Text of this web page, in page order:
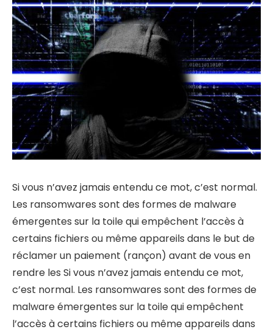
Si vous n’avez jamais entendu ce mot, c’est normal.
Les ransomwares sont des formes de malware
émergentes sur la toile qui empêchent l’accès à
certains fichiers ou même appareils dans le but de
réclamer un paiement (rançon) avant de vous en
rendre les Si vous n’avez jamais entendu ce mot,
c’est normal. Les ransomwares sont des formes de
malware émergentes sur la toile qui empêchent
l’accès à certains fichiers ou même appareils dans